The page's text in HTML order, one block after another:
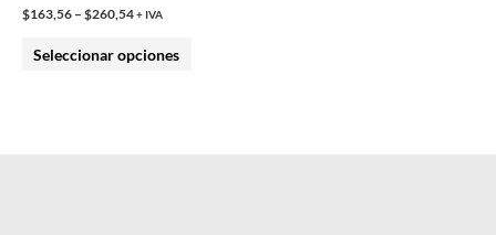
$163,56 – $260,54+ IVA
Seleccionar opciones